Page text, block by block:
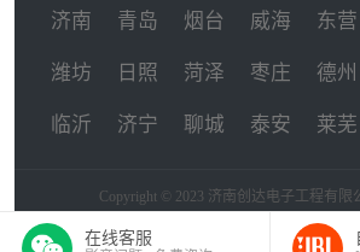
济南 青岛 烟台 威海 东营
潍坊 日照 菏泽 枣庄 德州
临沂 济宁 聊城 泰安 莱芜
Copyright © 2023 济南创达电子工程有限
在线客服